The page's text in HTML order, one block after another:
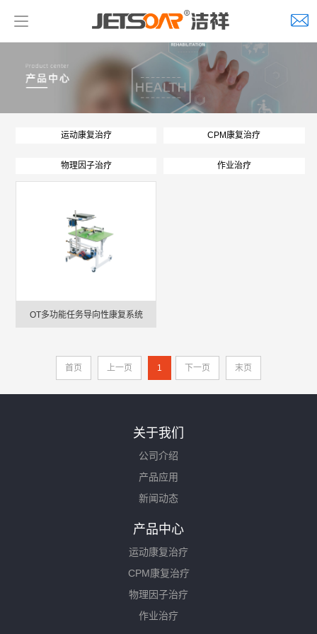
运动康复治疗 CPM康复治疗
物理因子治疗 作业治疗
OT多功能任务导向性康复系统
首页 上一页 1 下一页 末页
关于我们
公司介绍
产品应用
新闻动态
产品中心
运动康复治疗
CPM康复治疗
物理因子治疗
作业治疗